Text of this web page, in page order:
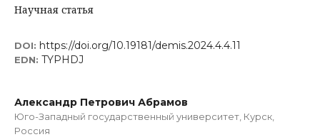
Научная статья
DOI: https://doi.org/10.19181/demis.2024.4.4.11
EDN: TYPHDJ
Александр Петрович Абрамов
Юго-Западный государственный университет, Курск,
Россия